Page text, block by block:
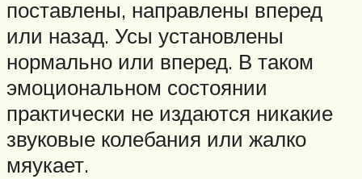
поставлены, направлены вперед
или назад. Усы установлены
нормально или вперед. В таком
эмоциональном состоянии
практически не издаются никакие
звуковые колебания или жалко
мяукает.